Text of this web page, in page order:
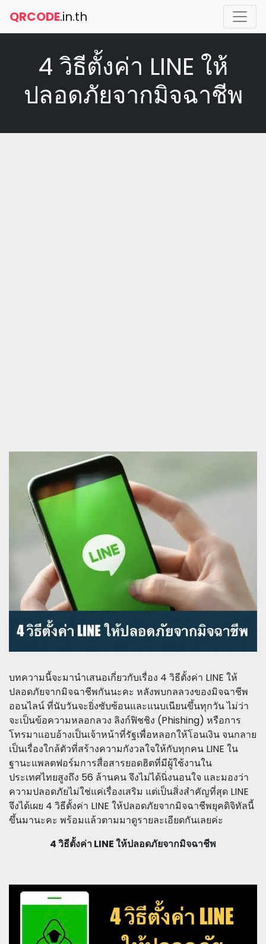
QRCODE.in.th
4 วิธีตั้งค่า LINE ให้
ปลอดภัยจากมิจฉาชีพ
บทความนี้จะมานำเสนอเกี่ยวกับเรื่อง 4 วิธีตั้งค่า LINE ให้
ปลอดภัยจากมิจฉาชีพกันนะคะ หลังพบกลลวงของมิจฉาชีพ
ออนไลน์ ที่นับวันจะยิ่งซับซ้อนและแนบเนียนขึ้นทุกวัน ไม่ว่า
จะเป็นข้อความหลอกลวง ลิงก์ฟิชชิง (Phishing) หรือการ
โทรมาแอบอ้างเป็นเจ้าหน้าที่รัฐเพื่อหลอกให้โอนเงิน จนกลาย
เป็นเรื่องใกล้ตัวที่สร้างความกังวลใจให้กับทุกคน LINE ใน
ฐานะแพลตฟอร์มการสื่อสารยอดฮิตที่มีผู้ใช้งานใน
ประเทศไทยสูงถึง 56 ล้านคน จึงไม่ได้นิ่งนอนใจ และมองว่า
ความปลอดภัยไม่ใช่แค่เรื่องเสริม แต่เป็นสิ่งสำคัญที่สุด LINE
จึงได้เผย 4 วิธีตั้งค่า LINE ให้ปลอดภัยจากมิจฉาชีพยุคดิจิทัลนี้
ขึ้นมานะคะ พร้อมแล้วตามมาดูรายละเอียดกันเลยค่ะ
4 วิธีตั้งค่า LINE ให้ปลอดภัยจากมิจฉาชีพ